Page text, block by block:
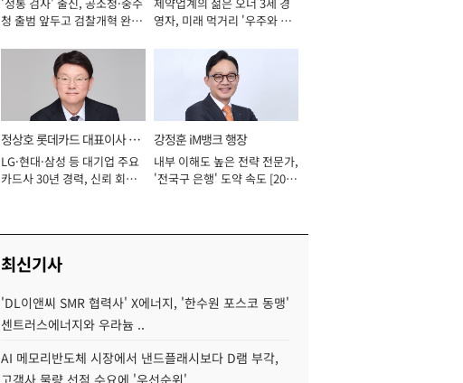
서관
청 출범 앞두고 검찰개혁 완수
표이사 사장
영자, 미래 먹거리 '우주와 헬
정상호 롯데카드 대표이사 사
장
LG·현대·삼성 등 대기업 주요
카드사 30년 경력, 신뢰 회복
강정훈 iM뱅크 행장
내부 이해도 높은 전략 전문가,
'전국구 은행' 도약 속도 [2026
최신기사
'DL이앤씨 SMR 협력사' X에너지, '한수원 포스코 동맹'
센트러스에너지와 우라늄 ..
AI 메모리반도체 시장에서 낸드플래시보다 D램 부각,
고객사 물량 선점 수요에 '우선순위'